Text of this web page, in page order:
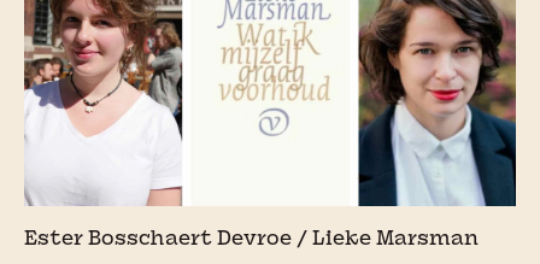
Ester Bosschaert Devroe / Lieke Marsman